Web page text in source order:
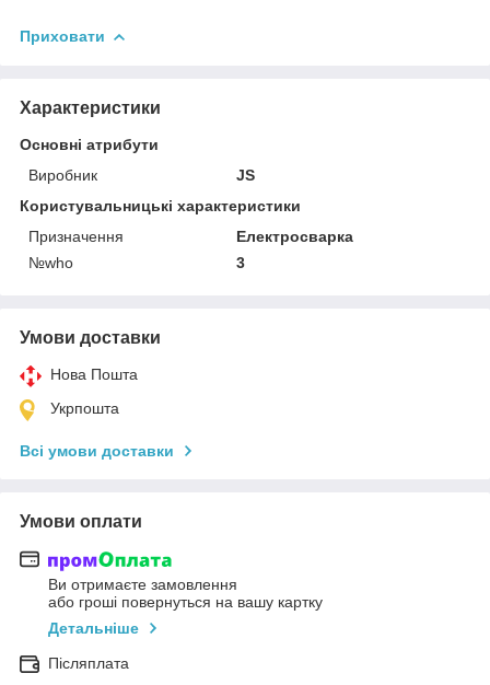
Приховати
Характеристики
Основні атрибути
Виробник
JS
Користувальницькі характеристики
Призначення
Електросварка
№who
3
Умови доставки
Нова Пошта
Укрпошта
Всі умови доставки
Умови оплати
Ви отримаєте замовлення
або гроші повернуться на вашу картку
Детальніше
Післяплата